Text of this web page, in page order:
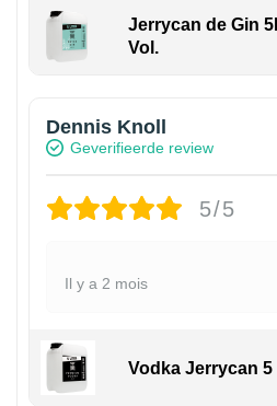
Jerrycan de Gin
Vol.
Dennis Knoll
Geverifieerde review
5/5
Il y a 2 mois
Vodka Jerrycan 5